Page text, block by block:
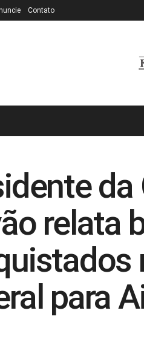
Contato
relata
para